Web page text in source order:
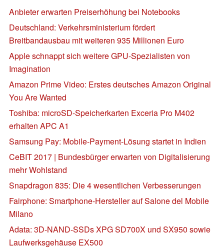
Anbieter erwarten Preiserhöhung bei Notebooks
Deutschland: Verkehrsministerium fördert
Breitbandausbau mit weiteren 935 Millionen Euro
Apple schnappt sich weitere GPU-Spezialisten von
Imagination
Amazon Prime Video: Erstes deutsches Amazon Original
You Are Wanted
Toshiba: microSD-Speicherkarten Exceria Pro M402
erhalten APC A1
Samsung Pay: Mobile-Payment-Lösung startet in Indien
CeBIT 2017 | Bundesbürger erwarten von Digitalisierung
mehr Wohlstand
Snapdragon 835: Die 4 wesentlichen Verbesserungen
Fairphone: Smartphone-Hersteller auf Salone del Mobile
Milano
Adata: 3D-NAND-SSDs XPG SD700X und SX950 sowie
Laufwerksgehäuse EX500